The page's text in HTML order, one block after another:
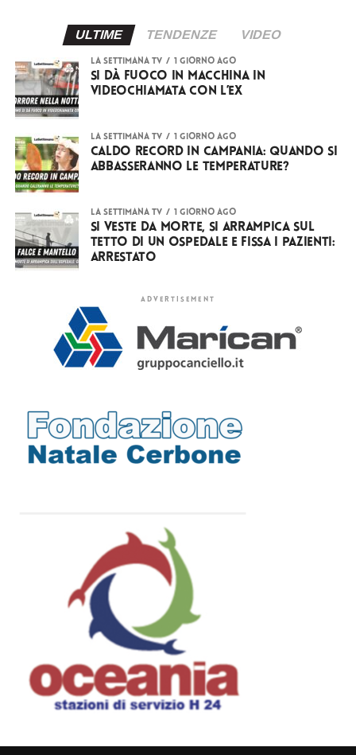
ULTIME TENDENZE VIDEO
LA SETTIMANA TV 1 giorno ago
Si dà fuoco in macchina in
videochiamata con l’ex
LA SETTIMANA TV 1 giorno ago
Caldo record in Campania: quando si
abbasseranno le temperature?
LA SETTIMANA TV 1 giorno ago
Si veste da Morte, si arrampica sul
tetto di un ospedale e fissa i pazienti:
arrestato
ADVERTISEMENT